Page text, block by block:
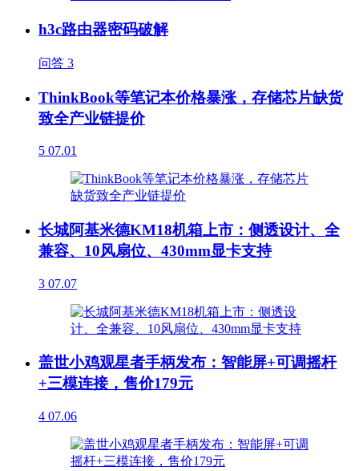
h3c路由器密码破解
问答 3
ThinkBook等笔记本价格暴涨，存储芯片缺货
致全产业链提价
5 07.01
长城阿基米德KM18机箱上市：侧透设计、全
兼容、10风扇位、430mm显卡支持
3 07.07
盖世小鸡观星者手柄发布：智能屏+可调摇杆
+三模连接，售价179元
4 07.06